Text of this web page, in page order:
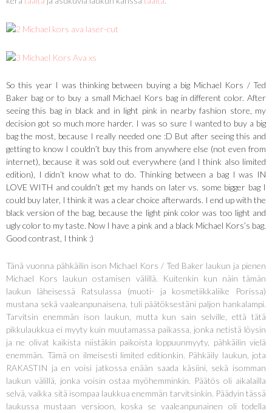
So this year I was thinking between buying a big Michael Kors / Ted
Baker bag or to buy a small Michael Kors bag in different color. After
seeing this bag in black and in light pink in nearby fashion store, my
decision got so much more harder. I was so sure I wanted to buy a big
bag the most, because I really needed one :D But after seeing this and
getting to know I couldn’t buy this from anywhere else (not even from
internet), because it was sold out everywhere (and I think also limited
edition), I didn’t know what to do. Thinking between a bag I was IN
LOVE WITH and couldn’t get my hands on later vs. some bigger bag I
could buy later, I think it was a clear choice afterwards. I end up with the
black version of the bag, because the light pink color was too light and
ugly color to my taste. Now I have a pink and a black Michael Kors’s bag.
Good contrast, I think :)
Tänä vuonna pähkäilin ison Michael Kors / Ted Baker laukun ja pienen
Michael Kors laukun ostamisen välillä. Kuitenkin kun näin tämän
laukun läheisessä Ratsulassa (muoti- ja kosmetiikkaliike Porissa)
mustana sekä vaaleanpunaisena, tuli päätöksestäni paljon hankalampi.
Tarvitsin enemmän ison laukun, mutta kun sain selville, että tätä
pikkulaukkua ei myyty kuin muutamassa paikassa, jonka netistä löysin
ja ne olivat kaikista niistäkin paikoista loppuunmyyty, pähkäilin vielä
enemmän. Tämä on ilmeisesti limited editionkin. Pähkäily laukun, jota
RAKASTIN ja en voisi jatkossa enään saada käsiini, sekä isomman
laukun välillä, jonka voisin ostaa myöhemminkin. Päätös oli aikalailla
selvä, vaikka sitä isompaa laukkua enemmän tarvitsinkin. Päädyin tässä
laukussa mustaan versioon, koska se vaaleanpunainen oli todella